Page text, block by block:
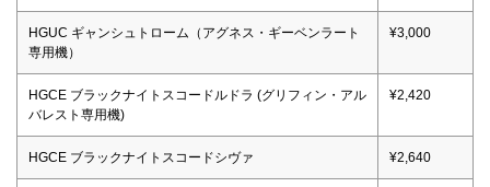
HGUC ギャンシュトローム（アグネス・ギーベンラート
専用機）
¥3,000
HGCE ブラックナイトスコードルドラ (グリフィン・アル
バレスト専用機)
¥2,420
HGCE ブラックナイトスコードシヴァ ¥2,640